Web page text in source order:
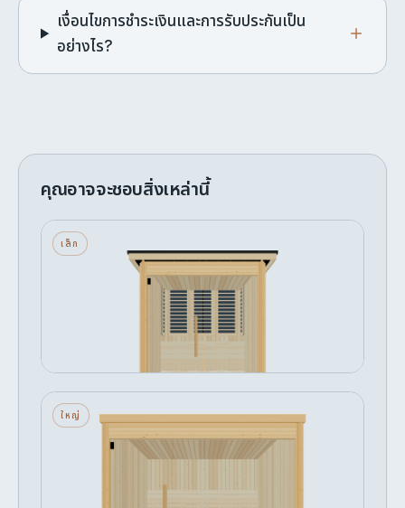
เงื่อนไขการชำระเงินและการรับประกันเป็น
อย่างไร?
คุณอาจจะชอบสิ่งเหล่านี้
เล็ก
ฟ้า — เล็ก — กระจกด้านหน้า — อินฟราเรด
3 ที่นั่ง · กระจกด้านหน้า · อินฟราเรด
ใหญ่
นรัก — ใหญ่ — กระจกด้านหน้า — เครื่อง
ทำความร้อนหิน